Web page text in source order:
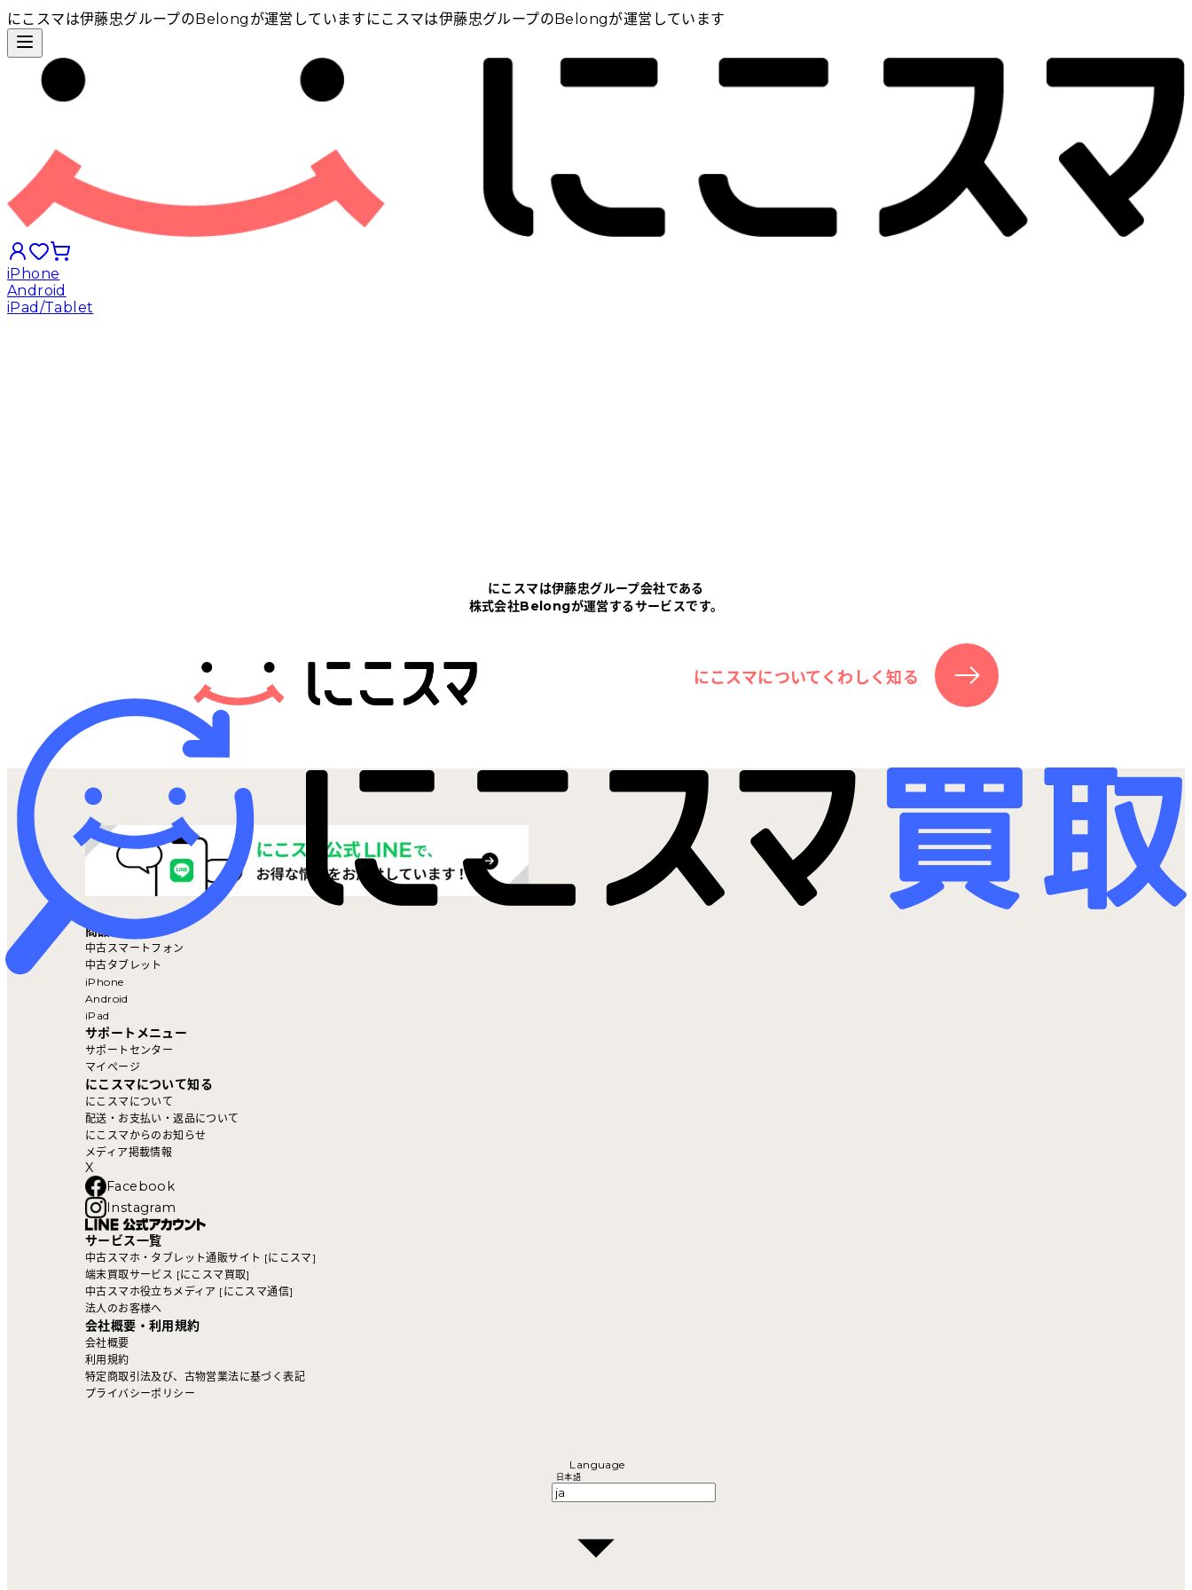
にこスマは伊藤忠グループのBelongが運営しています にこスマは伊藤忠グループのBelongが運営しています
iPhone
Android
iPad/Tablet
ニュース
にこスマ通信
マイページ
にこスマは伊藤忠グループ会社である
株式会社Belongが運営するサービスです。
にこスマについてくわしく知る
商品を探す
中古スマートフォン
中古タブレット
iPhone
Android
iPad
サポートメニュー
サポートセンター
マイページ
にこスマについて知る
にこスマについて
配送・お支払い・返品について
にこスマからのお知らせ
メディア掲載情報
X
Facebook
Instagram
サービス一覧
中古スマホ・タブレット通販サイト [にこスマ]
端末買取サービス [にこスマ買取]
中古スマホ役立ちメディア [にこスマ通信]
法人のお客様へ
会社概要・利用規約
会社概要
利用規約
特定商取引法及び、古物営業法に基づく表記
プライバシーポリシー
Language
日本語